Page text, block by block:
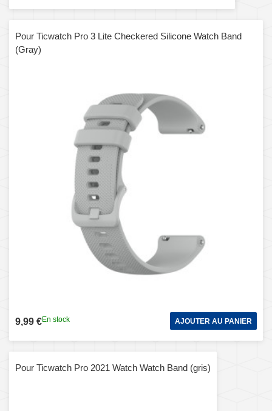
Pour Ticwatch Pro 3 Lite Checkered Silicone Watch Band
(Gray)
9,99 €En stock AJOUTER AU PANIER
Pour Ticwatch Pro 2021 Watch Watch Band (gris)